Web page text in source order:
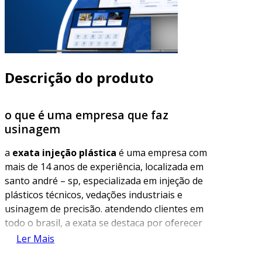
Descrição do produto
o que é uma empresa que faz
usinagem
a exata injeção plástica é uma empresa com
mais de 14 anos de experiência, localizada em
santo andré – sp, especializada em injeção de
plásticos técnicos, vedações industriais e
usinagem de precisão. atendendo clientes em
todo o brasil, a exata se destaca por oferecer
soluções personalizadas, qualidade no
Ler Mais